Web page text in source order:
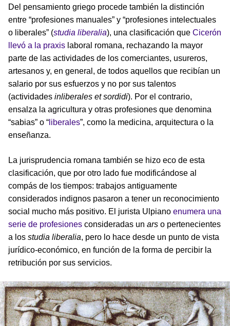
Del pensamiento griego procede también la distinción
entre “profesiones manuales” y “profesiones intelectuales
o liberales” (studia liberalia), una clasificación que Cicerón
llevó a la praxis laboral romana, rechazando la mayor
parte de las actividades de los comerciantes, usureros,
artesanos y, en general, de todos aquellos que recibían un
salario por sus esfuerzos y no por sus talentos
(actividades inliberales et sordidi). Por el contrario,
ensalza la agricultura y otras profesiones que denomina
“sabias” o “ liberales”, como la medicina, arquitectura o la
enseñanza.
La jurisprudencia romana también se hizo eco de esta
clasificación, que por otro lado fue modificándose al
compás de los tiempos: trabajos antiguamente
considerados indignos pasaron a tener un reconocimiento
social mucho más positivo. El jurista Ulpiano enumera una
serie de profesiones consideradas un ars o pertenecientes
a los studia liberalia, pero lo hace desde un punto de vista
jurídico-económico, en función de la forma de percibir la
retribución por sus servicios.